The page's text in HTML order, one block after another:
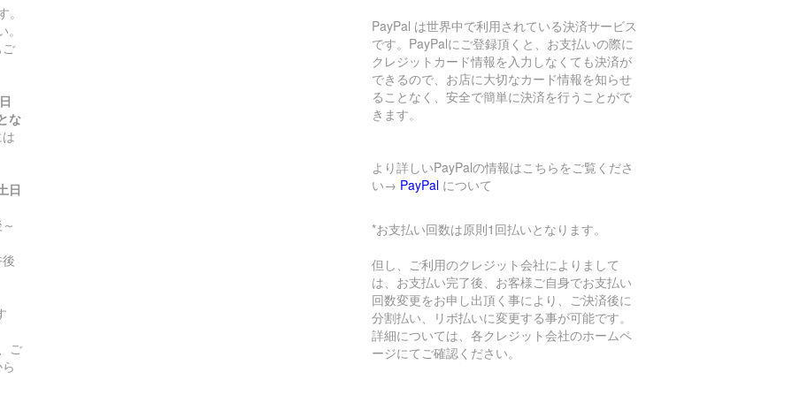
な
日
ご
PayPal は世界中で利用されている決済サービス
です。PayPalにご登録頂くと、お支払いの際に
クレジットカード情報を入力しなくても決済が
できるので、お店に大切なカード情報を知らせ
ることなく、安全で簡単に決済を行うことがで
きます。
より詳しいPayPalの情報はこちらをご覧くださ
い→ PayPal について
*お支払い回数は原則1回払いとなります。
但し、ご利用のクレジット会社によりまして
は、お支払い完了後、お客様ご自身でお支払い
回数変更をお申し出頂く事により、ご決済後に
分割払い、リボ払いに変更する事が可能です。
詳細については、各クレジット会社のホームペ
ージにてご確認ください。